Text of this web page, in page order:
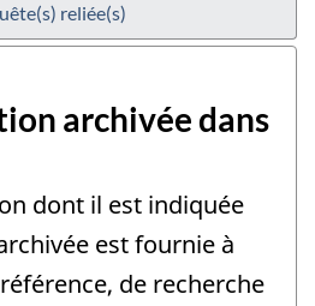
reliée(s)
archivée dans
dont il est indiquée
est fournie à
de recherche